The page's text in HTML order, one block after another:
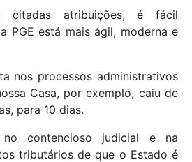
citadas atribuições, é fácil
PGE está mais ágil, moderna e
nos processos administrativos
Casa, por exemplo, caiu de
para 10 dias.
contencioso judicial e na
tributários de que o Estado é